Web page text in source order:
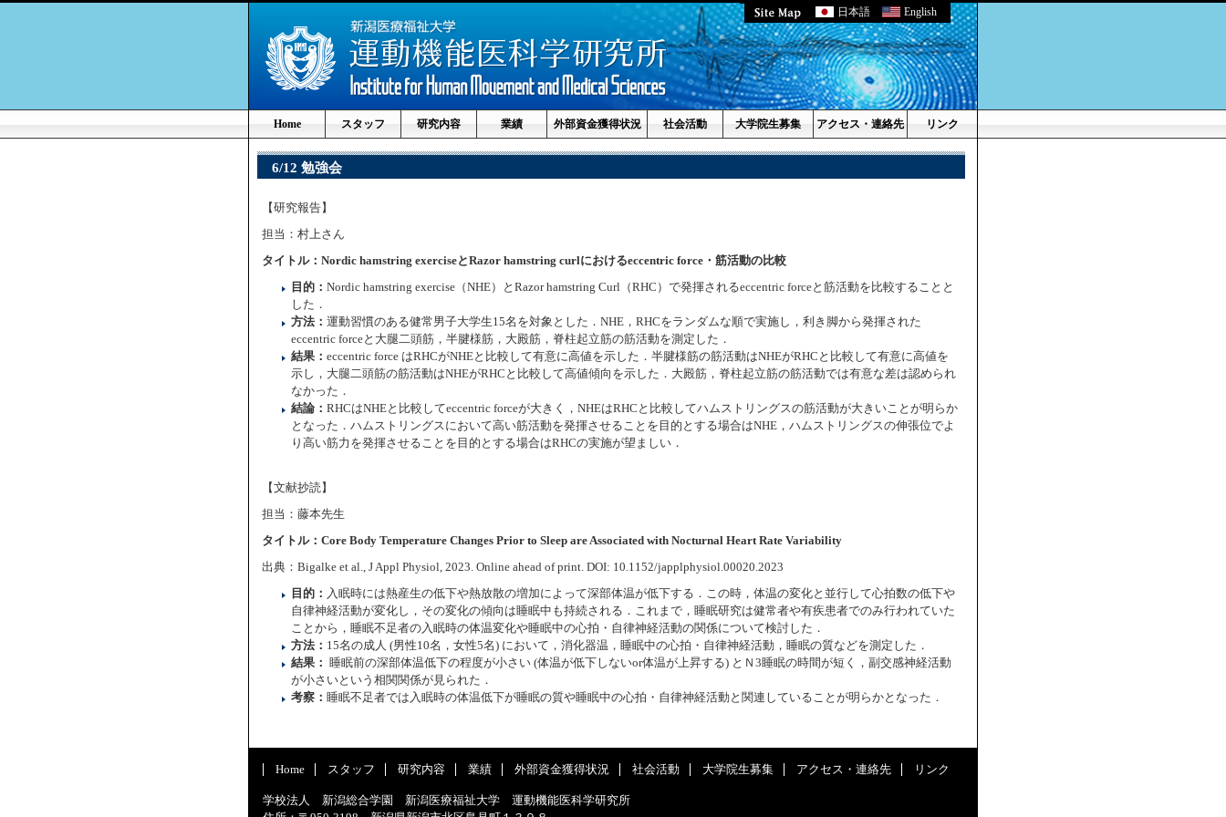
日本語 English
Home スタッフ 研究内容 業績 外部資金獲得状況 社会活動 大学院生募集 アクセス・連絡先 リンク
6/12 勉強会
【研究報告】
担当：村上さん
タイトル：Nordic hamstring exerciseとRazor hamstring curlにおけるeccentric force・筋活動の比較
目的： Nordic hamstring exercise（NHE）とRazor hamstring Curl（RHC）で発揮されるeccentric forceと筋活動を比較することと
した．
方法： 運動習慣のある健常男子大学生15名を対象とした．NHE，RHCをランダムな順で実施し，利き脚から発揮された
eccentric forceと大腿二頭筋，半腱様筋，大殿筋，脊柱起立筋の筋活動を測定した．
結果： eccentric force はRHCがNHEと比較して有意に高値を示した．半腱様筋の筋活動はNHEがRHCと比較して有意に高値を
示し，大腿二頭筋の筋活動はNHEがRHCと比較して高値傾向を示した．大殿筋，脊柱起立筋の筋活動では有意な差は認められ
なかった．
結論： RHCはNHEと比較してeccentric forceが大きく，NHEはRHCと比較してハムストリングスの筋活動が大きいことが明らか
となった．ハムストリングスにおいて高い筋活動を発揮させることを目的とする場合はNHE，ハムストリングスの伸張位でよ
り高い筋力を発揮させることを目的とする場合はRHCの実施が望ましい．
【文献抄読】
担当：藤本先生
タイトル：Core Body Temperature Changes Prior to Sleep are Associated with Nocturnal Heart Rate Variability
出典：Bigalke et al., J Appl Physiol, 2023. Online ahead of print. DOI: 10.1152/japplphysiol.00020.2023
目的： 入眠時には熱産生の低下や熱放散の増加によって深部体温が低下する．この時，体温の変化と並行して心拍数の低下や
自律神経活動が変化し，その変化の傾向は睡眠中も持続される．これまで，睡眠研究は健常者や有疾患者でのみ行われていた
ことから，睡眠不足者の入眠時の体温変化や睡眠中の心拍・自律神経活動の関係について検討した．
方法： 15名の成人 (男性10名，女性5名) において，消化器温，睡眠中の心拍・自律神経活動，睡眠の質などを測定した．
結果：
睡眠前の深部体温低下の程度が小さい (体温が低下しないor体温が上昇する) とＮ3睡眠の時間が短く，副交感神経活動
が小さいという相関関係が見られた．
考察： 睡眠不足者では入眠時の体温低下が睡眠の質や睡眠中の心拍・自律神経活動と関連していることが明らかとなった．
Home スタッフ 研究内容 業績 外部資金獲得状況 社会活動 大学院生募集 アクセス・連絡先 リンク
学校法人 新潟総合学園 新潟医療福祉大学 運動機能医科学研究所